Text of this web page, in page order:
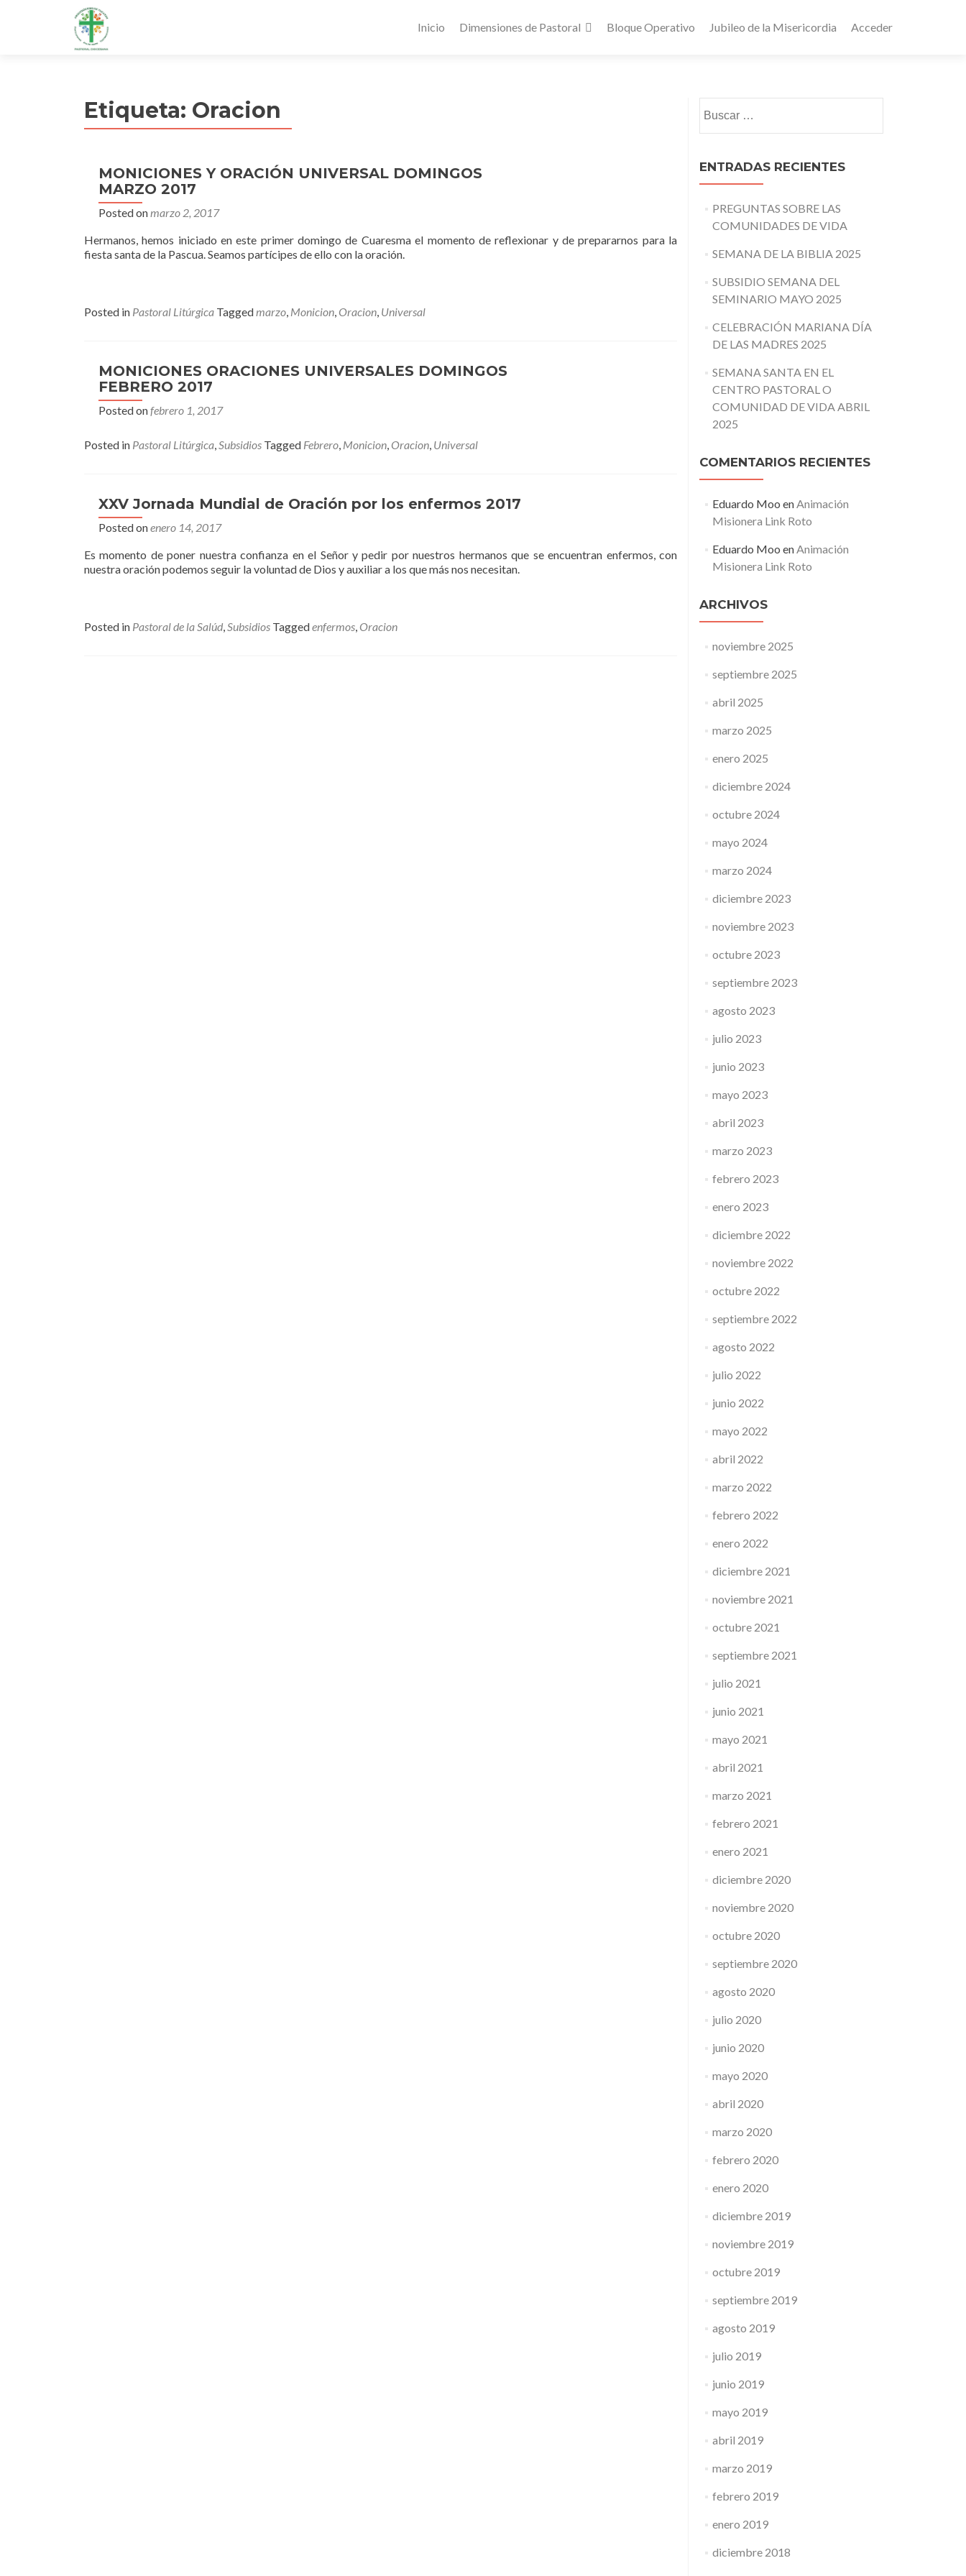
Inicio Dimensiones de Pastoral Bloque Operativo Jubileo de la Misericordia Acceder
Etiqueta: Oracion
MONICIONES Y ORACIÓN UNIVERSAL DOMINGOS
MARZO 2017
Posted onmarzo 2, 2017
Hermanos, hemos iniciado en este primer domingo de Cuaresma el momento de reflexionar y de prepararnos para la
fiesta santa de la Pascua. Seamos partícipes de ello con la oración.
Posted in Pastoral Litúrgica Taggedmarzo, Monicion, Oracion, Universal
MONICIONES ORACIONES UNIVERSALES DOMINGOS
FEBRERO 2017
Posted onfebrero 1, 2017
Posted in Pastoral Litúrgica,Subsidios Tagged Febrero, Monicion, Oracion, Universal
XXV Jornada Mundial de Oración por los enfermos 2017
Posted onenero 14, 2017
Es momento de poner nuestra confianza en el Señor y pedir por nuestros hermanos que se encuentran enfermos, con
nuestra oración podemos seguir la voluntad de Dios y auxiliar a los que más nos necesitan.
Posted in Pastoral de la Salúd,Subsidios Taggedenfermos, Oracion
ENTRADAS RECIENTES
PREGUNTAS SOBRE LAS
COMUNIDADES DE VIDA
SEMANA DE LA BIBLIA 2025
SUBSIDIO SEMANA DEL
SEMINARIO MAYO 2025
CELEBRACIÓN MARIANA DÍA
DE LAS MADRES 2025
SEMANA SANTA EN EL
CENTRO PASTORAL O
COMUNIDAD DE VIDA ABRIL
2025
COMENTARIOS RECIENTES
Eduardo Moo enAnimación
Misionera Link Roto
Eduardo Moo enAnimación
Misionera Link Roto
ARCHIVOS
noviembre 2025
septiembre 2025
abril 2025
marzo 2025
enero 2025
diciembre 2024
octubre 2024
mayo 2024
marzo 2024
diciembre 2023
noviembre 2023
octubre 2023
septiembre 2023
agosto 2023
julio 2023
junio 2023
mayo 2023
abril 2023
marzo 2023
febrero 2023
enero 2023
diciembre 2022
noviembre 2022
octubre 2022
septiembre 2022
agosto 2022
julio 2022
junio 2022
mayo 2022
abril 2022
marzo 2022
febrero 2022
enero 2022
diciembre 2021
noviembre 2021
octubre 2021
septiembre 2021
julio 2021
junio 2021
mayo 2021
abril 2021
marzo 2021
febrero 2021
enero 2021
diciembre 2020
noviembre 2020
octubre 2020
septiembre 2020
agosto 2020
julio 2020
junio 2020
mayo 2020
abril 2020
marzo 2020
febrero 2020
enero 2020
diciembre 2019
noviembre 2019
octubre 2019
septiembre 2019
agosto 2019
julio 2019
junio 2019
mayo 2019
abril 2019
marzo 2019
febrero 2019
enero 2019
diciembre 2018